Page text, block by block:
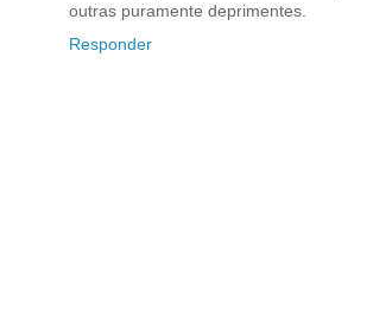
outras puramente deprimentes.
Responder